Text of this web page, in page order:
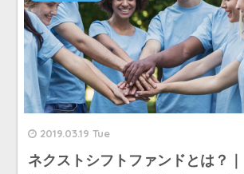
2019.03.19 Tue
ネクストシフトファンドとは？｜